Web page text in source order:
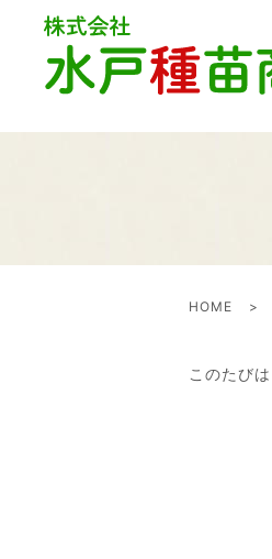
HOME
このたび